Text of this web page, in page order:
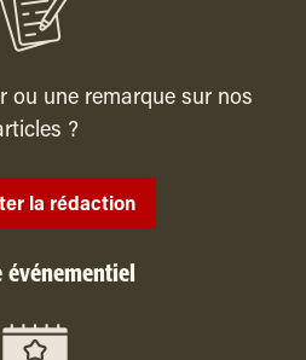
ou une remarque sur nos
?
la rédaction
événementiel